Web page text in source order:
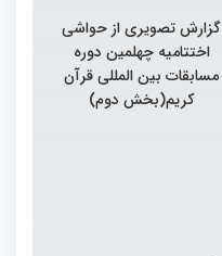
گزارش تصویری از حواشی
اختتامیه چهلمین دوره
مسابقات بین المللی قرآن
کریم(بخش دوم)